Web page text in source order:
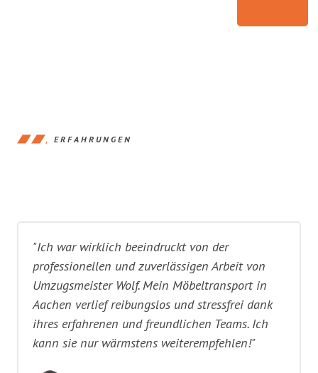
ERFAHRUNGEN
"Ich war wirklich beeindruckt von der
professionellen und zuverlässigen Arbeit von
Umzugsmeister Wolf. Mein Möbeltransport in
Aachen verlief reibungslos und stressfrei dank
ihres erfahrenen und freundlichen Teams. Ich
kann sie nur wärmstens weiterempfehlen!"